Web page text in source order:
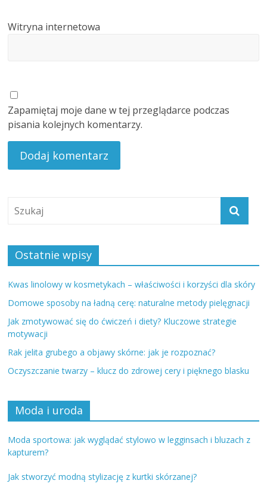
Witryna internetowa
Zapamiętaj moje dane w tej przeglądarce podczas
pisania kolejnych komentarzy.
Ostatnie wpisy
Kwas linolowy w kosmetykach – właściwości i korzyści dla skóry
Domowe sposoby na ładną cerę: naturalne metody pielęgnacji
Jak zmotywować się do ćwiczeń i diety? Kluczowe strategie
motywacji
Rak jelita grubego a objawy skórne: jak je rozpoznać?
Oczyszczanie twarzy – klucz do zdrowej cery i pięknego blasku
Moda i uroda
Moda sportowa: jak wyglądać stylowo w legginsach i bluzach z
kapturem?
Jak stworzyć modną stylizację z kurtki skórzanej?